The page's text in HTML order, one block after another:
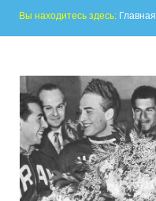
Вы находитесь здесь: Главная